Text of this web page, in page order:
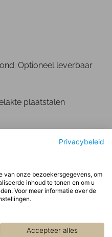
Privacybeleid
van onze bezoekersgegevens, om
inhoud te tonen en om u
Voor meer informatie over de
Accepteer alles
Optioneel leverbaar
plaatstalen
reflector,